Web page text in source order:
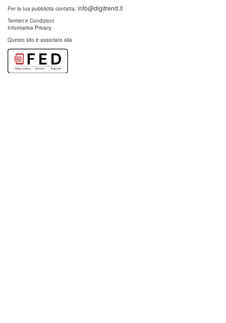
Per la tua pubblicità contatta: info@digitrend.it
Termini e Condizioni
Informativa Privacy
Questo sito è associato alla